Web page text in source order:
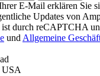
E-Mail erklären Sie
Updates von
ist durch reCAPTCHA
und Allgemeine
USA